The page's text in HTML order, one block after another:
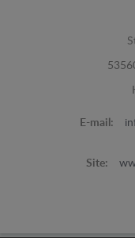
E-mail:
Site: